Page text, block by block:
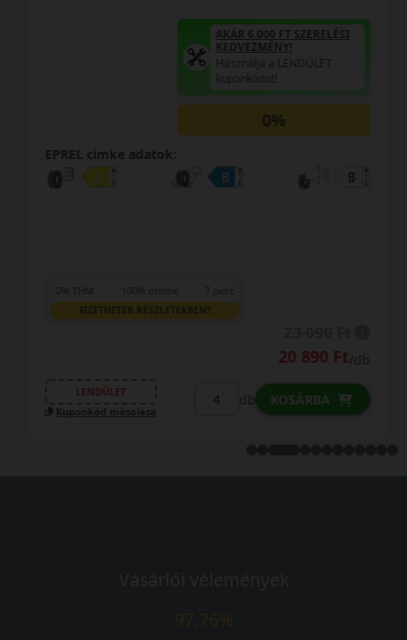
AKÁR 6.000 FT SZERELÉSI
KEDVEZMÉNY!
Használja a LENDÜLET
kuponkódot!
0%
EPREL cimke adatok:
0% THM
FIZETHETEK RÉSZLETEKBEN?
20 890 Ft/db
LENDÜLET
Kuponkód másolása
db KOSÁRBA